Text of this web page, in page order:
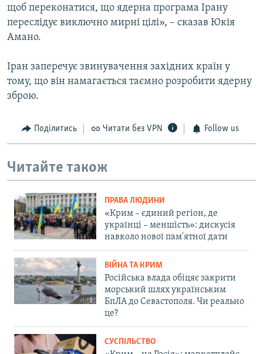
щоб переконатися, що ядерна програма Ірану
переслідує виключно мирні цілі», – сказав Юкія
Амано.
Іран заперечує звинувачення західних країн у
тому, що він намагається таємно розробити ядерну
зброю.
Поділитись Читати без VPN Follow us
Читайте також
ПРАВА ЛЮДИНИ
«Крим – єдиний регіон, де
українці – меншість»: дискусія
навколо нової пам'ятної дати
ВІЙНА ТА КРИМ
Російська влада обіцяє закрити
морський шлях українським
БпЛА до Севастополя. Чи реально
це?
СУСПІЛЬСТВО